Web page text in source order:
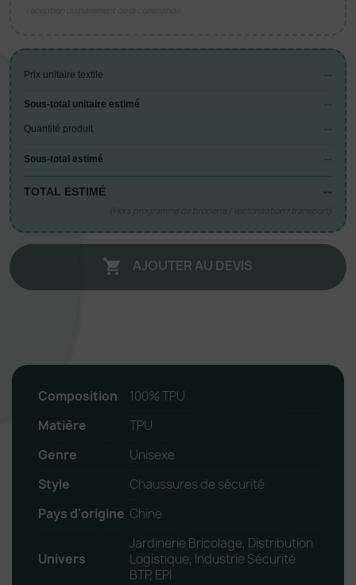
Prix unitaire textile --
Sous-total unitaire estimé --
Quantité produit --
Sous-total estimé --
TOTAL ESTIMÉ --
(Hors programme de broderie / vectorisation / transport)
 AJOUTER AU DEVIS
Composition
100% TPU
Matière
TPU
Genre
Unisexe
Style
Chaussures de sécurité
Pays d'origine Chine
Univers
Jardinerie Bricolage, Distribution
Logistique, Industrie Sécurité
BTP, EPI